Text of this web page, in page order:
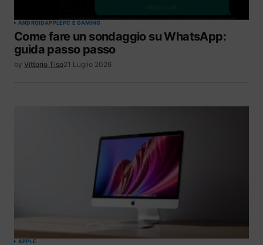
ANDROIDAPPLEPC E GAMING
Come fare un sondaggio su WhatsApp:
guida passo passo
by Vittorio Tiso21 Luglio 2026
APPLE